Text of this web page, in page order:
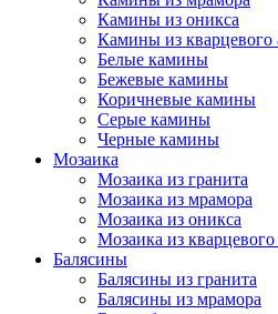
Камины из оникса
Камины из кварцевого
Белые камины
Бежевые камины
Коричневые камины
Серые камины
Черные камины
Мозаика
Мозаика из гранита
Мозаика из мрамора
Мозаика из оникса
Мозаика из кварцевого
Балясины
Балясины из гранита
Балясины из мрамора